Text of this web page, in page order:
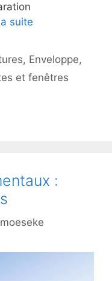
suite
, Enveloppe,
et fenêtres
: